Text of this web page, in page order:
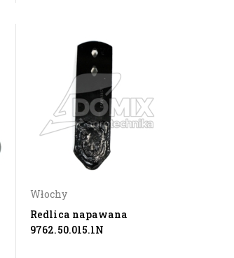
Włochy
Redlica napawana
9762.50.015.1N